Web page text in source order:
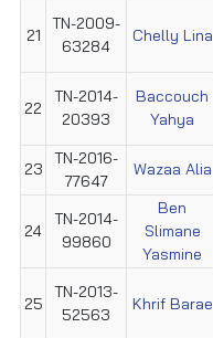
21
TN-2009-
63284
Chelly Lina
22
TN-2014-
20393
Baccouch
Yahya
23
TN-2016-
77647
Wazaa Alia
24
TN-2014-
99860
Ben
Slimane
Yasmine
25
TN-2013-
52563
Khrif Barae